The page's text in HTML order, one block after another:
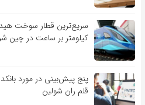
کیلومتر بر ساعت در چین
قلم ران شولین